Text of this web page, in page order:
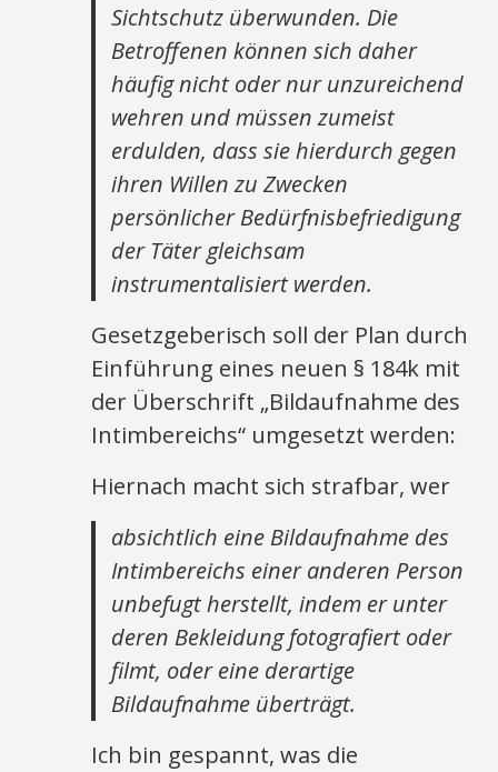
Sichtschutz überwunden. Die
Betroffenen können sich daher
häufig nicht oder nur unzureichend
wehren und müssen zumeist
erdulden, dass sie hierdurch gegen
ihren Willen zu Zwecken
persönlicher Bedürfnisbefriedigung
der Täter gleichsam
instrumentalisiert werden.
Gesetzgeberisch soll der Plan durch
Einführung eines neuen § 184k mit
der Überschrift „Bildaufnahme des
Intimbereichs“ umgesetzt werden:
Hiernach macht sich strafbar, wer
absichtlich eine Bildaufnahme des
Intimbereichs einer anderen Person
unbefugt herstellt, indem er unter
deren Bekleidung fotografiert oder
filmt, oder eine derartige
Bildaufnahme überträgt.
Ich bin gespannt, was die